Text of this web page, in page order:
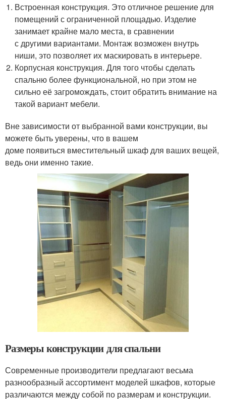
Встроенная конструкция. Это отличное решение для
помещений с ограниченной площадью. Изделие
занимает крайне мало места, в сравнении
с другими вариантами. Монтаж возможен внутрь
ниши, это позволяет их маскировать в интерьере.
Корпусная конструкция. Для того чтобы сделать
спальню более функциональной, но при этом не
сильно её загромождать, стоит обратить внимание на
такой вариант мебели.
Вне зависимости от выбранной вами конструкции, вы
можете быть уверены, что в вашем
доме появиться вместительный шкаф для ваших вещей,
ведь они именно такие.
Размеры конструкции для спальни
Современные производители предлагают весьма
разнообразный ассортимент моделей шкафов, которые
различаются между собой по размерам и конструкции.